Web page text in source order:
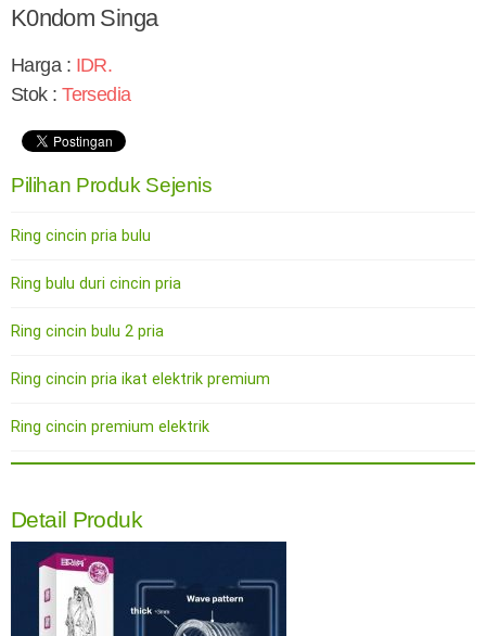
K0ndom Singa
Harga : IDR.
Stok :Tersedia
Pilihan Produk Sejenis
Ring cincin pria bulu
Ring bulu duri cincin pria
Ring cincin bulu 2 pria
Ring cincin pria ikat elektrik premium
Ring cincin premium elektrik
Detail Produk